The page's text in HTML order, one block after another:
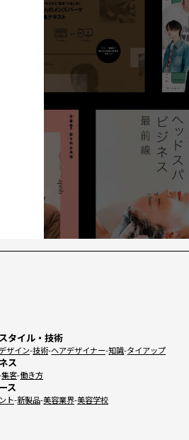
タイル・技術
ザイン 技術 ヘアデザイナー 知識 タイアップ
ス
集客 働き方
ス
ト 新製品 美容業界 美容学校